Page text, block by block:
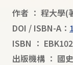
作者 ： 程大學(
DOI / ISBN-A：
ISBN ：
出版機構 ： 國